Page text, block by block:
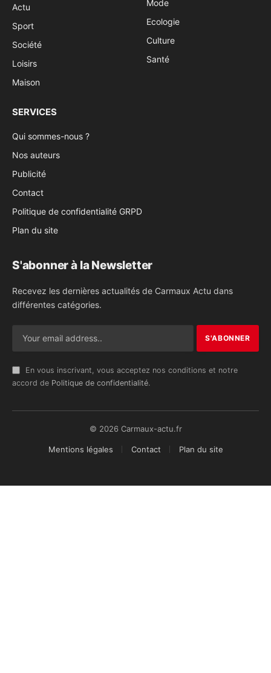
Actu
Sport
Société
Loisirs
Maison
Mode
Ecologie
Culture
Santé
SERVICES
Qui sommes-nous ?
Nos auteurs
Publicité
Contact
Politique de confidentialité GRPD
Plan du site
S'abonner à la Newsletter
Recevez les dernières actualités de Carmaux Actu dans
différentes catégories.
En vous inscrivant, vous acceptez nos conditions et notre
accord de Politique de confidentialité.
© 2026 Carmaux-actu.fr
Mentions légales Contact Plan du site